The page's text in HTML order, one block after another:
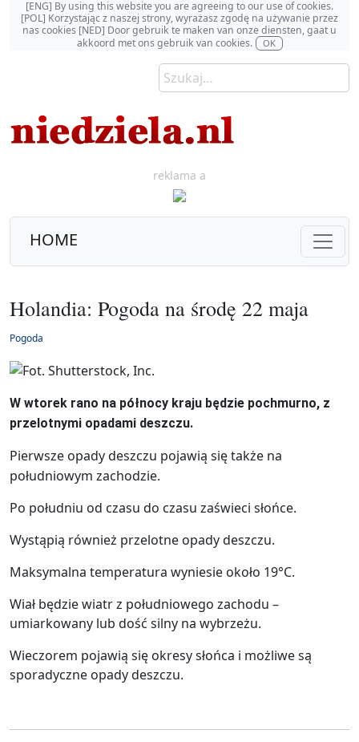
[ENG] By using this website you are agreeing to our use of cookies.
[POL] Korzystając z naszej strony, wyrażasz zgodę na używanie przez
nas cookies [NED] Door gebruik te maken van onze diensten, gaat u
akkoord met ons gebruik van cookies.
OK
reklama a
HOME
Holandia: Pogoda na środę 22 maja
Pogoda
W wtorek rano na północy kraju będzie pochmurno, z
przelotnymi opadami deszczu.
Pierwsze opady deszczu pojawią się także na
południowym zachodzie.
Po południu od czasu do czasu zaświeci słońce.
Wystąpią również przelotne opady deszczu.
Maksymalna temperatura wyniesie około 19°C.
Wiał będzie wiatr z południowego zachodu –
umiarkowany lub dość silny na wybrzeżu.
Wieczorem pojawią się okresy słońca i możliwe są
sporadyczne opady deszczu.